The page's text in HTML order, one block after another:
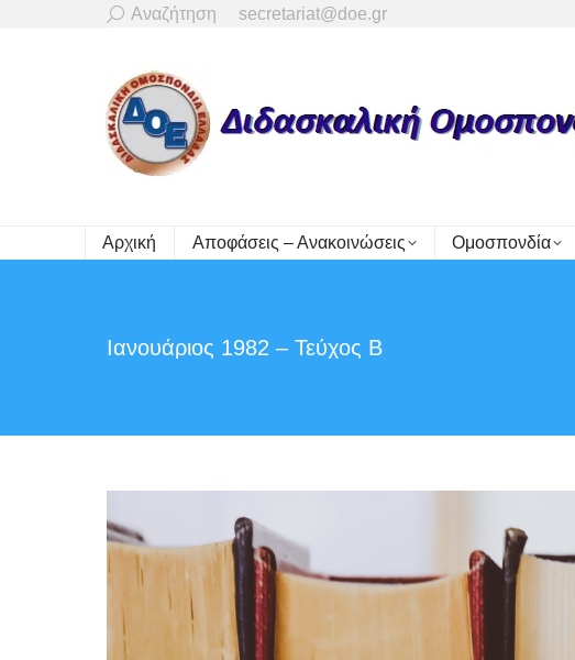
Search:
Αναζήτηση secretariat@doe.gr
Αρχική Αποφάσεις – Ανακοινώσεις Ομοσπονδία
Ιανουάριος 1982 – Τεύχος Β